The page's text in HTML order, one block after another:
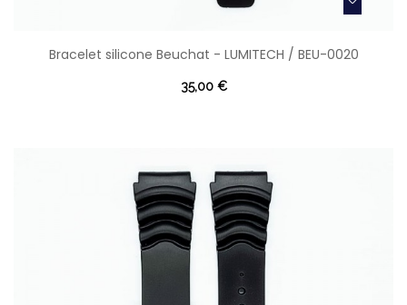
Bracelet silicone Beuchat - LUMITECH / BEU-0020
35,00 €